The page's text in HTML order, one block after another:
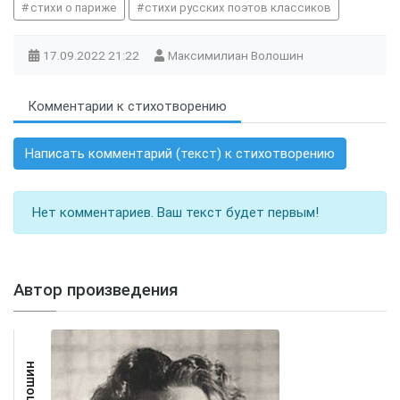
Париж
Волошина
стихи о париже стихи русских поэтов классиков
17.09.2022 21:22 Максимилиан Волошин
Комментарии к стихотворению
Написать комментарий (текст) к стихотворению
Нет комментариев. Ваш текст будет первым!
Автор произведения